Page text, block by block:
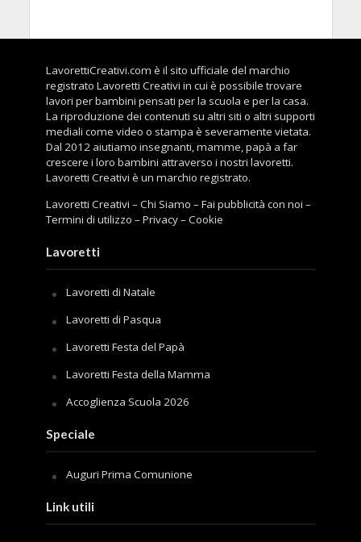
LavorettiCreativi.com è il sito ufficiale del marchio
registrato Lavoretti Creativi in cui è possibile trovare
lavori per bambini pensati per la scuola e per la casa.
La riproduzione dei contenuti su altri siti o altri supporti
mediali come video o stampa è severamente vietata.
Dal 2012 aiutiamo insegnanti, mamme, papà a far
crescere i loro bambini attraverso i nostri lavoretti.
Lavoretti Creativi è un marchio registrato.
Lavoretti Creativi –Chi Siamo –Fai pubblicità con noi –
Termini di utilizzo –Privacy–Cookie
Lavoretti
Lavoretti di Natale
Lavoretti di Pasqua
Lavoretti Festa del Papà
Lavoretti Festa della Mamma
Accoglienza Scuola 2026
Speciale
Auguri Prima Comunione
Link utili